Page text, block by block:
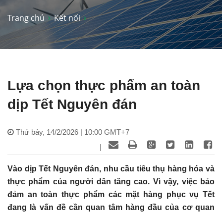
Trang chủ Kết nối
Lựa chọn thực phẩm an toàn
dịp Tết Nguyên đán
Thứ bảy, 14/2/2026 | 10:00 GMT+7
|
Vào dịp Tết Nguyên đán, nhu cầu tiêu thụ hàng hóa và
thực phẩm của người dân tăng cao. Vì vậy, việc bảo
đảm an toàn thực phẩm các mặt hàng phục vụ Tết
đang là vấn đề cần quan tâm hàng đầu của cơ quan